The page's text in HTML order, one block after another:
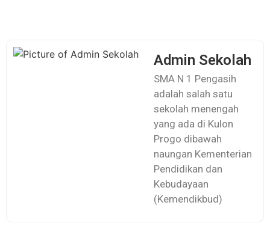
Admin Sekolah
SMA N 1 Pengasih
adalah salah satu
sekolah menengah
yang ada di Kulon
Progo dibawah
naungan Kementerian
Pendidikan dan
Kebudayaan
(Kemendikbud)